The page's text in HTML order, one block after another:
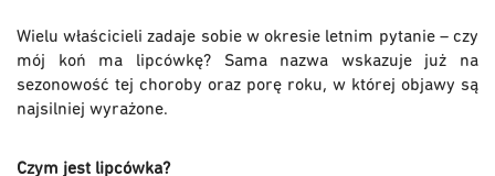
Wielu właścicieli zadaje sobie w okresie letnim pytanie – czy
mój koń ma lipcówkę? Sama nazwa wskazuje już na
sezonowość tej choroby oraz porę roku, w której objawy są
najsilniej wyrażone.
Czym jest lipcówka?